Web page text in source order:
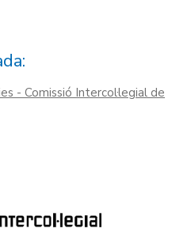
- Comissió Intercol·legial de